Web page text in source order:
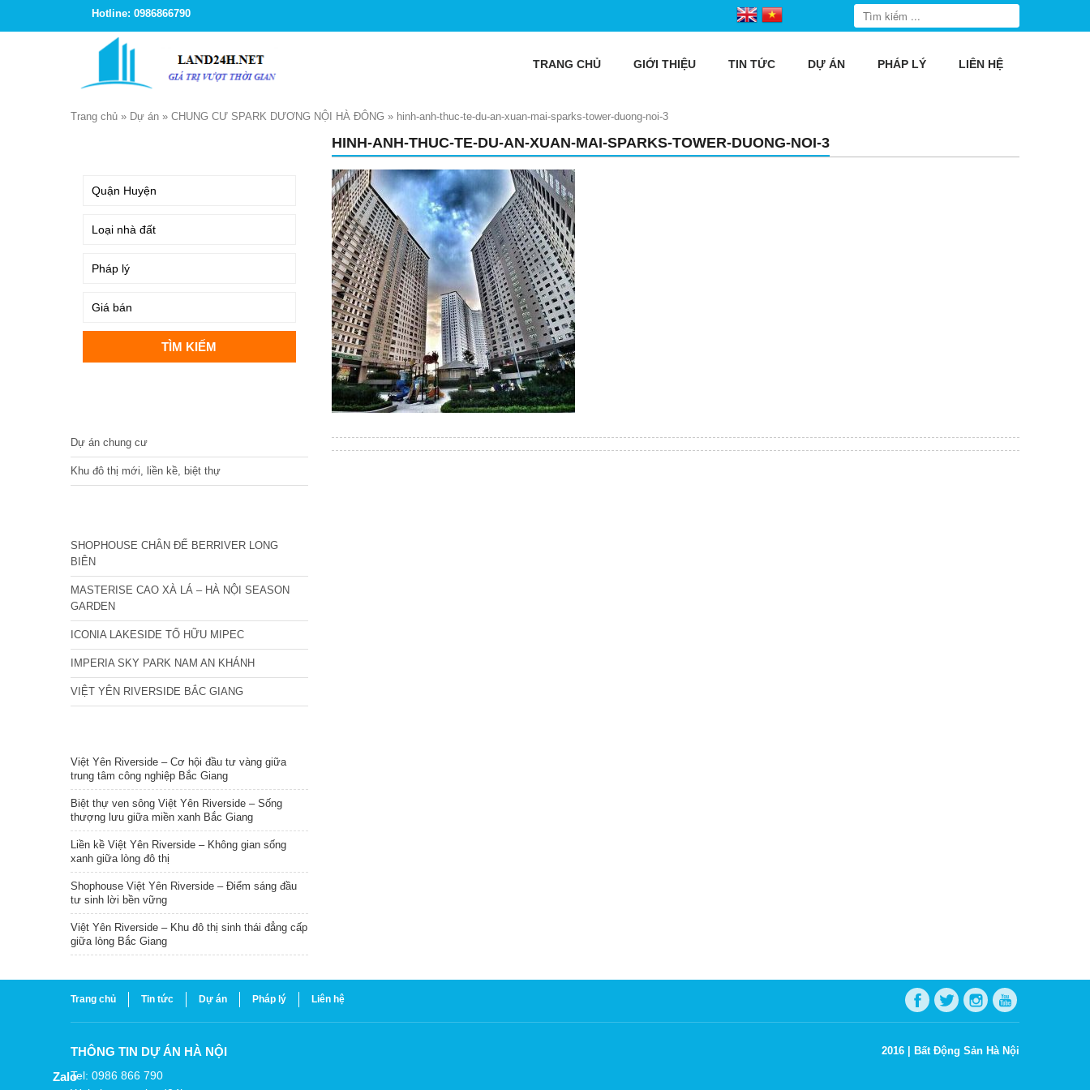
Hotline: 0986866790
TRANG CHỦ GIỚI THIỆU TIN TỨC DỰ ÁN PHÁP LÝ LIÊN HỆ
Trang chủ » Dự án » CHUNG CƯ SPARK DƯƠNG NỘI HÀ ĐÔNG » hinh-anh-thuc-te-du-an-xuan-mai-sparks-tower-duong-noi-3
HINH-ANH-THUC-TE-DU-AN-XUAN-MAI-SPARKS-TOWER-DUONG-NOI-3
Dự án chung cư
Khu đô thị mới, liền kề, biệt thự
SHOPHOUSE CHÂN ĐẾ BERRIVER LONG
BIÊN
MASTERISE CAO XÀ LÁ – HÀ NỘI SEASON
GARDEN
ICONIA LAKESIDE TỐ HỮU MIPEC
IMPERIA SKY PARK NAM AN KHÁNH
VIỆT YÊN RIVERSIDE BẮC GIANG
Việt Yên Riverside – Cơ hội đầu tư vàng giữa
trung tâm công nghiệp Bắc Giang
Biệt thự ven sông Việt Yên Riverside – Sống
thượng lưu giữa miền xanh Bắc Giang
Liền kề Việt Yên Riverside – Không gian sống
xanh giữa lòng đô thị
Shophouse Việt Yên Riverside – Điểm sáng đầu
tư sinh lời bền vững
Việt Yên Riverside – Khu đô thị sinh thái đẳng cấp
giữa lòng Bắc Giang
Trang chủ Tin tức Dự án Pháp lý Liên hệ
THÔNG TIN DỰ ÁN HÀ NỘI
Tel: 0986 866 790
2016 | Bất Động Sản Hà Nội
Zalo